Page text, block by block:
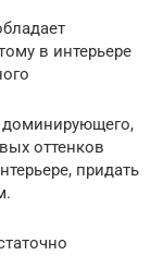
в интерьере
доминирующего,
оттенков
придать